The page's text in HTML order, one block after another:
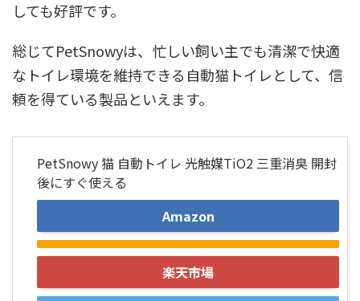
しても好評です。
総じてPetSnowyは、忙しい飼い主でも清潔で快適
なトイレ環境を維持できる自動猫トイレとして、信
頼を得ている製品といえます。
PetSnowy 猫 自動トイレ 光触媒TiO2 三重消臭 開封
後にすぐ使える
Amazon
楽天市場